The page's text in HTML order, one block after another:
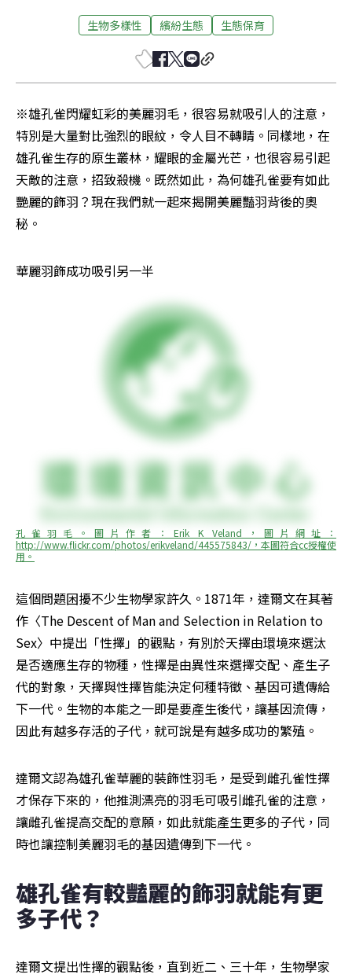
生物多樣性 繽紛生態 生態保育
※雄孔雀閃耀虹彩的美麗羽毛，很容易就吸引人的注意，
特別是大量對比強烈的眼紋，令人目不轉睛。同樣地，在
雄孔雀生存的原生叢林，耀眼的金屬光芒，也很容易引起
天敵的注意，招致殺機。既然如此，為何雄孔雀要有如此
艷麗的飾羽？現在我們就一起來揭開美麗豔羽背後的奧
秘。
華麗羽飾成功吸引另一半
孔雀羽毛。圖片作者：Erik K Veland，圖片網址：
http://www.flickr.com/photos/erikveland/445575843/，本圖符合cc授權使
用。
這個問題困擾不少生物學家許久。1871年，達爾文在其著
作〈The Descent of Man and Selection in Relation to
Sex〉中提出「性擇」的觀點，有別於天擇由環境來選汰
是否適應生存的物種，性擇是由異性來選擇交配、產生子
代的對象，天擇與性擇皆能決定何種特徵、基因可遺傳給
下一代。生物的本能之一即是要產生後代，讓基因流傳，
因此有越多存活的子代，就可說是有越多成功的繁殖。
達爾文認為雄孔雀華麗的裝飾性羽毛，是受到雌孔雀性擇
才保存下來的，他推測漂亮的羽毛可吸引雌孔雀的注意，
讓雌孔雀提高交配的意願，如此就能產生更多的子代，同
時也讓控制美麗羽毛的基因遺傳到下一代。
雄孔雀有較豔麗的飾羽就能有更
多子代？
達爾文提出性擇的觀點後，直到近二、三十年，生物學家